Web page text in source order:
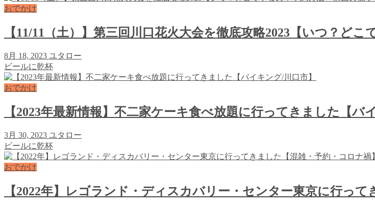
おでかけ
【11/11（土）】第三回川口花火大会を徹底攻略2023【いつ？ど
8月 18, 2023 ユタロー
ビールに乾杯
おでかけ
【2023年最新情報】不二家ケーキ食べ放題に行ってきました【バ
3月 30, 2023 ユタロー
ビールに乾杯
おでかけ
【2022年】レゴランド・ディスカバリー・センター東京に行って